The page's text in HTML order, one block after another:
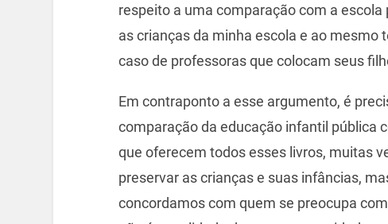
respeito a uma comparação com a
as crianças da minha escola e ao mesmo
caso de professoras que colocam seus
Em contraponto a esse argumento, é
comparação da educação infantil pública
que oferecem todos esses livros, muitas
preservar as crianças e suas infâncias,
concordamos com quem se preocupa